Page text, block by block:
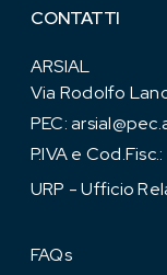
CONTATTI
ARSIAL
Via Rodolfo
PEC:
P.IVA e
URP - Ufficio
FAQs